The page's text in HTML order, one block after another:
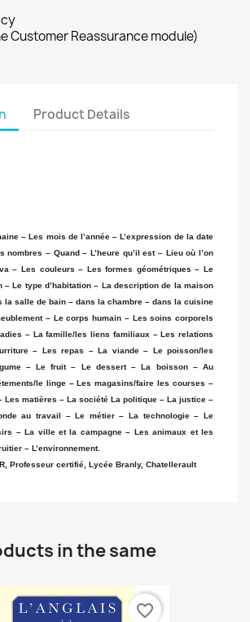
Customer Reassurance module)
Product Details
– Les mois de l’année – L’expression de la date
nombres – Quand – L’heure qu’il est – Lieu où l’on
– Les couleurs – Les formes géométriques – Le
– Le type d’habitation – La description de la maison
la salle de bain – dans la chambre – dans la cuisine
– Le corps humain – Les soins corporels
– La famille/les liens familiaux – Les relations
– Les repas – La viande – Le poisson/les
– Le fruit – Le dessert – La boisson – Au
le linge – Les magasins/faire les courses –
Les matières – La société La politique – La justice –
au travail – Le métier – La technologie – Le
– La ville et la campagne – Les animaux et les
– L’environnement.
Professeur certifié, Lycée Branly, Chatellerault
in the same
favorite_border